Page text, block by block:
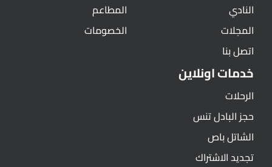
النادي
المجلات
اتصل بنا
المطاعم
الخصومات
خدمات اونلاين
الرحلات
حجز البادل تنس
الشاتل باص
تجديد الاشتراك